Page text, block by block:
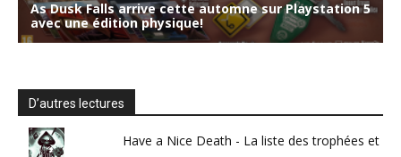
D’autres lectures
Have a Nice Death - La liste des trophées et